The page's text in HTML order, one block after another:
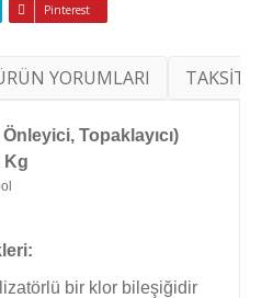
Pinterest
YORUMLARI TAKSİT
Topaklayıcı)
Kg
bir klor bileşiğidir